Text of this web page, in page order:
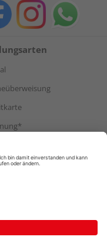
Datenschutz